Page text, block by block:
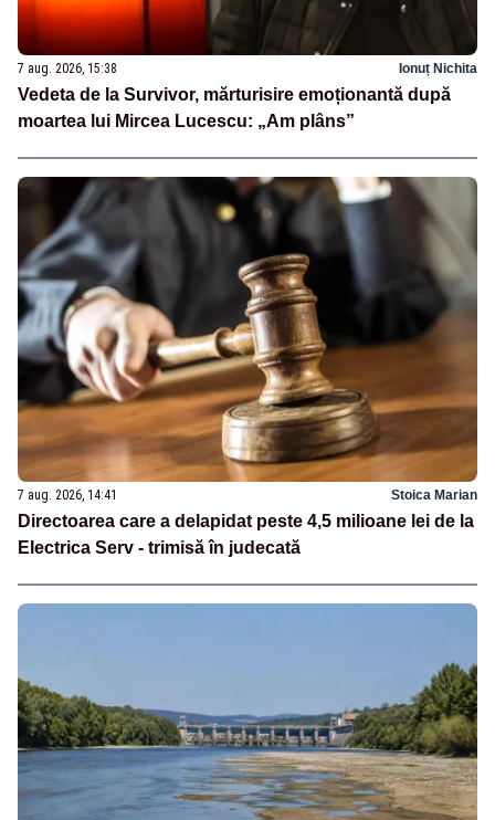
7 aug. 2026, 15:38 Ionuț Nichita
Vedeta de la Survivor, mărturisire emoționantă după
moartea lui Mircea Lucescu: „Am plâns”
7 aug. 2026, 14:41 Stoica Marian
Directoarea care a delapidat peste 4,5 milioane lei de la
Electrica Serv - trimisă în judecată